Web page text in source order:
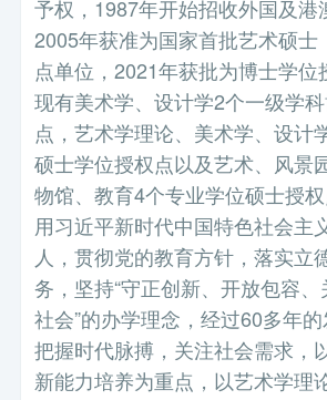
予权，1987年开始招收外国及港
2005年获准为国家首批艺术硕士
点单位，2021年获批为博士学位
现有美术学、设计学2个一级学
点，艺术学理论、美术学、设计
硕士学位授权点以及艺术、风景
物馆、教育4个专业学位硕士授
用习近平新时代中国特色社会主
人，贯彻党的教育方针，落实立
务，坚持“守正创新、开放包容
社会”的办学理念，经过60多年
把握时代脉搏，关注社会需求，
新能力培养为重点，以艺术学理